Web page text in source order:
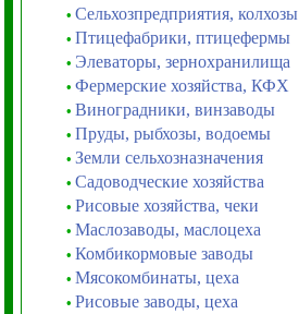
• Сельхозпредприятия, колхозы
• Птицефабрики, птицефермы
• Элеваторы, зернохранилища
• Фермерские хозяйства, КФХ
• Виноградники, винзаводы
• Пруды, рыбхозы, водоемы
• Земли сельхозназначения
• Садоводческие хозяйства
• Рисовые хозяйства, чеки
• Маслозаводы, маслоцеха
• Комбикормовые заводы
• Мясокомбинаты, цеха
• Рисовые заводы, цеха